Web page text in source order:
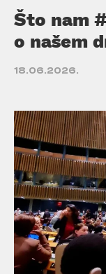
Što nam
o našem
18.06.2026.